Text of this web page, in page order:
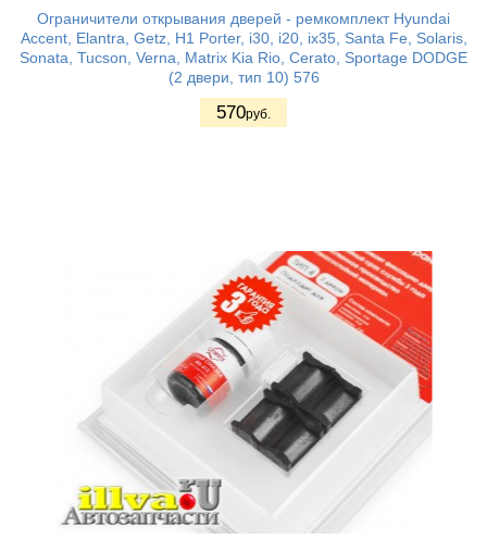
Ограничители открывания дверей - ремкомплект Hyundai
Accent, Elantra, Getz, H1 Porter, i30, i20, ix35, Santa Fe, Solaris,
Sonata, Tucson, Verna, Matrix Kia Rio, Cerato, Sportage DODGE
(2 двери, тип 10) 576
570руб.